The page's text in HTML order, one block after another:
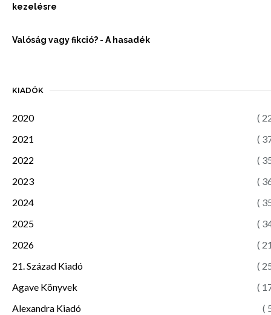
kezelésre
Valóság vagy fikció? - A hasadék
KIADÓK
2020
(
2021
(
2022
(
2023
(
2024
(
2025
(
2026
(
21. Század Kiadó
(
Agave Könyvek
(
Alexandra Kiadó
(